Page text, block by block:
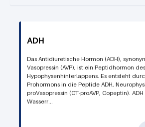
ADH
Das Antidiuretische Hormon (ADH),
Vasopressin (AVP), ist ein Peptidhormon des
Hypophysenhinterlappens. Es entsteht
Prohormons in die Peptide ADH,
proVasopressin (CT-proAVP, Copeptin).
Wasserr...